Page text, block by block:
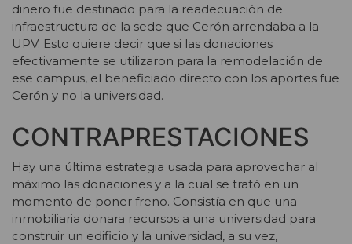
dinero fue destinado para la readecuación de
infraestructura de la sede que Cerón arrendaba a la
UPV. Esto quiere decir que si las donaciones
efectivamente se utilizaron para la remodelación de
ese campus, el beneficiado directo con los aportes fue
Cerón y no la universidad.
CONTRAPRESTACIONES
Hay una última estrategia usada para aprovechar al
máximo las donaciones y a la cual se trató en un
momento de poner freno. Consistía en que una
inmobiliaria donara recursos a una universidad para
construir un edificio y la universidad, a su vez,